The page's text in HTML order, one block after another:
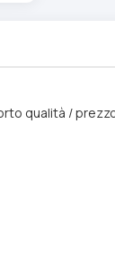
qualità /